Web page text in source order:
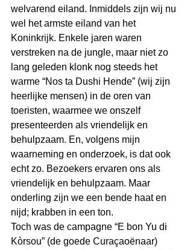
welvarend eiland. Inmiddels zijn wij nu
wel het armste eiland van het
Koninkrijk. Enkele jaren waren
verstreken na de jungle, maar niet zo
lang geleden klonk nog steeds het
warme “Nos ta Dushi Hende” (wij zijn
heerlijke mensen) in de oren van
toeristen, waarmee we onszelf
presenteerden als vriendelijk en
behulpzaam. En, volgens mijn
waarneming en onderzoek, is dat ook
echt zo. Bezoekers ervaren ons als
vriendelijk en behulpzaam. Maar
onderling zijn we een bende haat en
nijd; krabben in een ton.
Toch was de campagne “E bon Yu di
Kòrsou” (de goede Curaçaoënaar)